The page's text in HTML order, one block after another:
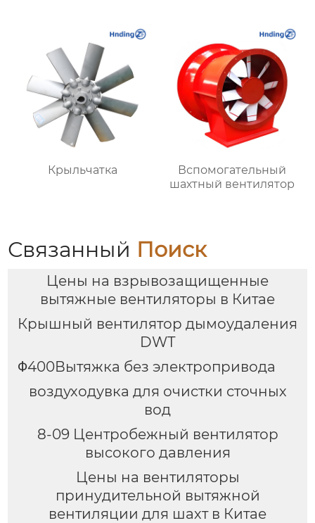
Крыльчатка
Вспомогательный
шахтный вентилятор
Связанный Поиск
Цены на взрывозащищенные
вытяжные вентиляторы в Китае
Крышный вентилятор дымоудаления
DWT
Φ400Вытяжка без электропривода
воздуходувка для очистки сточных
вод
8-09 Центробежный вентилятор
высокого давления
Цены на вентиляторы
принудительной вытяжной
вентиляции для шахт в Китае